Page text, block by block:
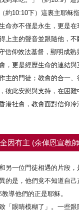
約10:10下）這裏主耶
命亦不僅是永生，更是
上主的聲音並跟隨他，
信仰效法基督，顯明成
，更是經歷生命的連結
主的門徒；教會的合一
彼此安慰與支持，在困
港社會，教會面對信仰
全因有主 (余倬恩宣教
另一位門徒相遇的片段
的是，他們竟不知道自
導他們的正是耶穌。
「眼睛模糊了」。一些